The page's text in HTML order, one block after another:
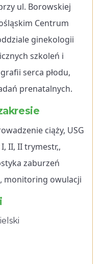
ul. Borowskiej
Centrum
ginekologii
szkoleń i
serca płodu,
prenatalnych.
ciąży, USG
II, II trymestr,,
zaburzeń
monitoring owulacji